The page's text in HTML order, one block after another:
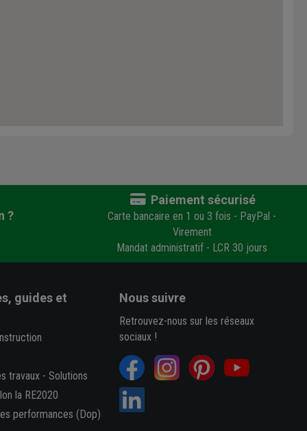
?
Paiement sécurisé
Carte bancaire en 1 ou 3 fois - PayPal -
Virement
Mandat administratif - LCR 30 jours
guides et
travaux- Solutions
la RE2020
performances (Dop)
Nous suivre
Retrouvez-nous sur les réseaux
sociaux !